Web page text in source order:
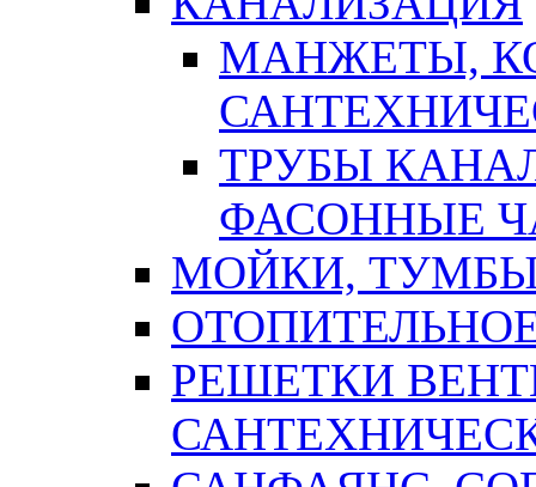
МАНЖЕТЫ,
ТРУБЫ
ФАСОННЫЕ
МОЙКИ,
РЕШЕТКИ